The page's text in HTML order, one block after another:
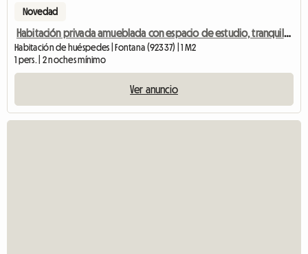
Novedad
Habitación privada amueblada con espacio de estudio, tranquila y cerca de universidades.
Habitación de huéspedes | Fontana (92337) | 1 M2
1 pers. | 2 noches mínimo
Ver anuncio